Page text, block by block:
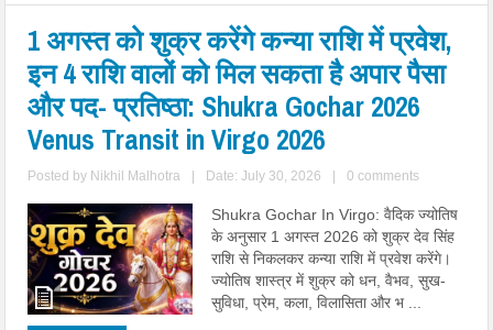
1 अगस्त को शुक्र करेंगे कन्या राशि में प्रवेश,
इन 4 राशि वालों को मिल सकता है अपार पैसा
और पद- प्रतिष्ठा: Shukra Gochar 2026
Venus Transit in Virgo 2026
Posted by Nikhil Malhotra Date: July 30, 2026 0 comments
Shukra Gochar In Virgo: वैदिक ज्योतिष
के अनुसार 1 अगस्त 2026 को शुक्र देव सिंह
राशि से निकलकर कन्या राशि में प्रवेश करेंगे।
ज्योतिष शास्त्र में शुक्र को धन, वैभव, सुख-
सुविधा, प्रेम, कला, विलासिता और भ ...